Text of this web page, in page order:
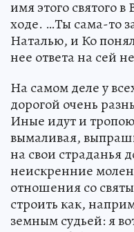
имя этого святого
ходе. …Ты сама-то
Наталью, и Ко
нее ответа на сей
На самом деле у
дорогой очень
Иные идут и
вымаливая,
на свои страданья
неискренние
отношения со
строить как,
земным судьей: я